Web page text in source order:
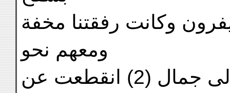
وكانت رفقتنا مخفة
ومعهم نحو
اربعة آلاف فرس وكانت لى جمال (2) انقطعت عن